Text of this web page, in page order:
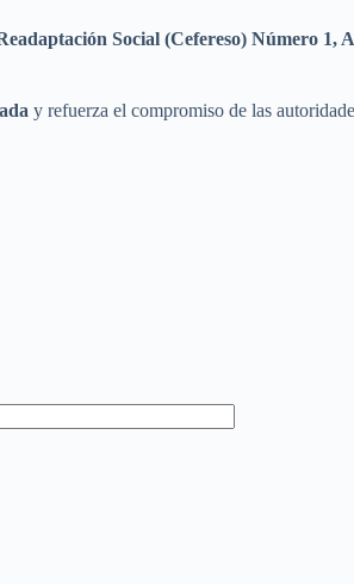
Social (Cefereso) Número 1,
y refuerza el compromiso de las